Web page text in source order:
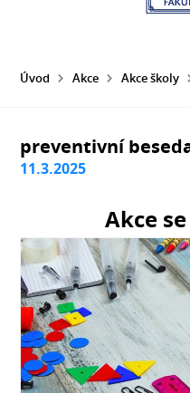
Úvod Akce Akce školy
preventivní
11.3.2025
Akce